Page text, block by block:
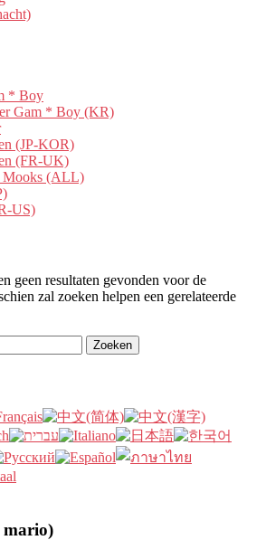
* Boy
Gam * Boy (KR)
(JP-KOR)
(FR-UK)
Mooks (ALL)
US)
geen resultaten gevonden voor de
zal zoeken helpen een gerelateerde
mario)